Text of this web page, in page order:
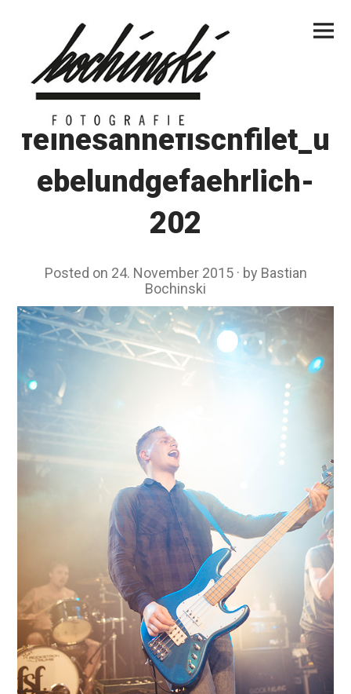
Menu
feinesahnefischfilet_u
ebelundgefaehrlich-
202
Posted on 24. November 2015 by Bastian
Bochinski